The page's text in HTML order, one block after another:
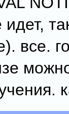
все.